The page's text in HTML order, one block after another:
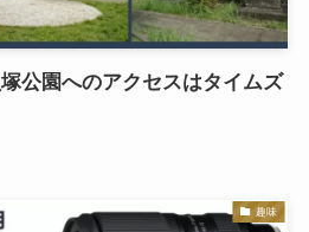
公園へのアクセスはタイムズ
趣味